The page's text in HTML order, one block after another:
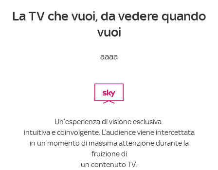
La TV che vuoi, da vedere quando
vuoi
aaaa
Un’esperienza di visione esclusiva:
intuitiva e coinvolgente. L’audience viene intercettata
in un momento di massima attenzione durante la
fruizione di
un contenuto TV.